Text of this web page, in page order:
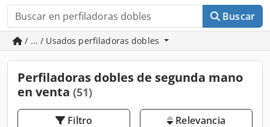
Buscar
/ ... / Usados perfiladoras dobles
Perfiladoras dobles de segunda mano
en venta (51)
Filtro Relevancia